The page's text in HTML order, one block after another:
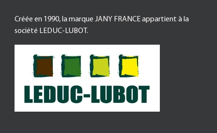
Créée en 1990, la marque JANY FRANCE appartient à la
société LEDUC-LUBOT.